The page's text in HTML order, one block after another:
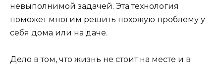
невыполнимой задачей. Эта технология
поможет многим решить похожую проблему у
себя дома или на даче.
Дело в том, что жизнь не стоит на месте и в